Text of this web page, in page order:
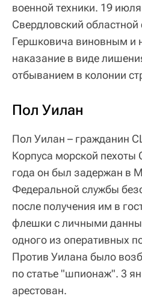
военной техники. 19
Свердловский областной
Гершковича виновным и
наказание в виде
отбыванием в колонии
Пол Уилан
Пол Уилан – гражданин
Корпуса морской
года он был задержан в
Федеральной службы
после получения им в
флешки с личными
одного из оперативных
Против Уилана было
по статье "шпионаж". 3
арестован.